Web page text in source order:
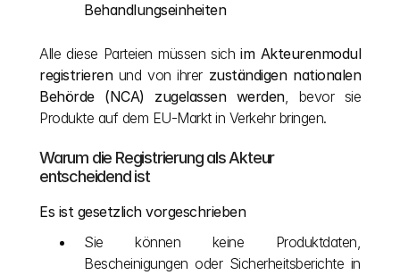
Behandlungseinheiten
Alle diese Parteien müssen sich im Akteurenmodul
registrieren und von ihrer zuständigen nationalen
Behörde (NCA) zugelassen werden, bevor sie
Produkte auf dem EU-Markt in Verkehr bringen.
Warum die Registrierung als Akteur
entscheidend ist
Es ist gesetzlich vorgeschrieben
Sie können keine Produktdaten,
Bescheinigungen oder Sicherheitsberichte in